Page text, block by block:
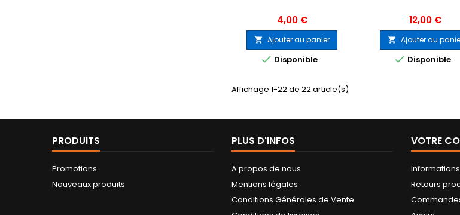
Prix
4,00 €
 Ajouter au panier
 Disponible
Prix
12,00 €
 Ajouter au
 Disponible
Affichage 1-22 de 22 article(s)
PRODUITS
Promotions
Nouveaux produits
PLUS D'INFOS
A propos de nous
Mentions légales
Conditions Générales de Vente
VOTRE
Retours